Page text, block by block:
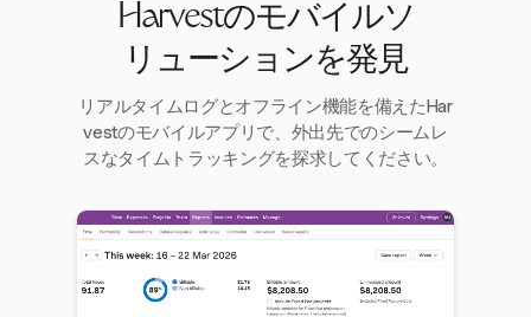
Harvestのモバイルソ
リューションを発見
リアルタイムログとオフライン機能を備えたHar
vestのモバイルアプリで、外出先でのシームレ
スなタイムトラッキングを探求してください。